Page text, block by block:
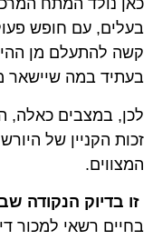
בעלים, עם חופש
קשה להתעלם מן
בעתיד במה שיישאר
לכן, במצבים כאלה,
זכות הקניין של
המצווים.
זו בדיוק הנקודה
בחיים רשאי למכור